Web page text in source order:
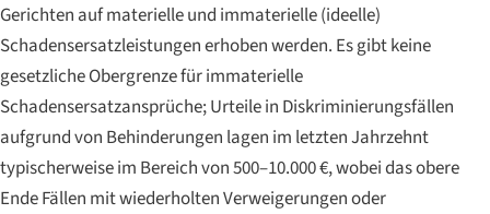
Gerichten auf materielle und immaterielle (ideelle)
Schadensersatzleistungen erhoben werden. Es gibt keine
gesetzliche Obergrenze für immaterielle
Schadensersatzansprüche; Urteile in Diskriminierungsfällen
aufgrund von Behinderungen lagen im letzten Jahrzehnt
typischerweise im Bereich von 500–10.000 €, wobei das obere
Ende Fällen mit wiederholten Verweigerungen oder